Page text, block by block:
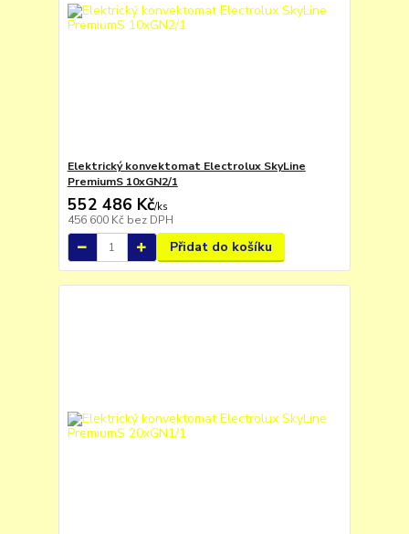
Elektrický konvektomat Electrolux SkyLine
PremiumS 10xGN2/1
552 486 Kč/ks
456 600 Kč bez DPH
Přidat do košíku